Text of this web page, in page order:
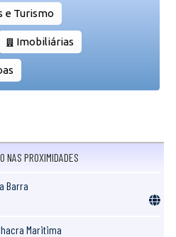
e Turismo
Imobiliárias
NAS PROXIMIDADES
Barra
Maritima